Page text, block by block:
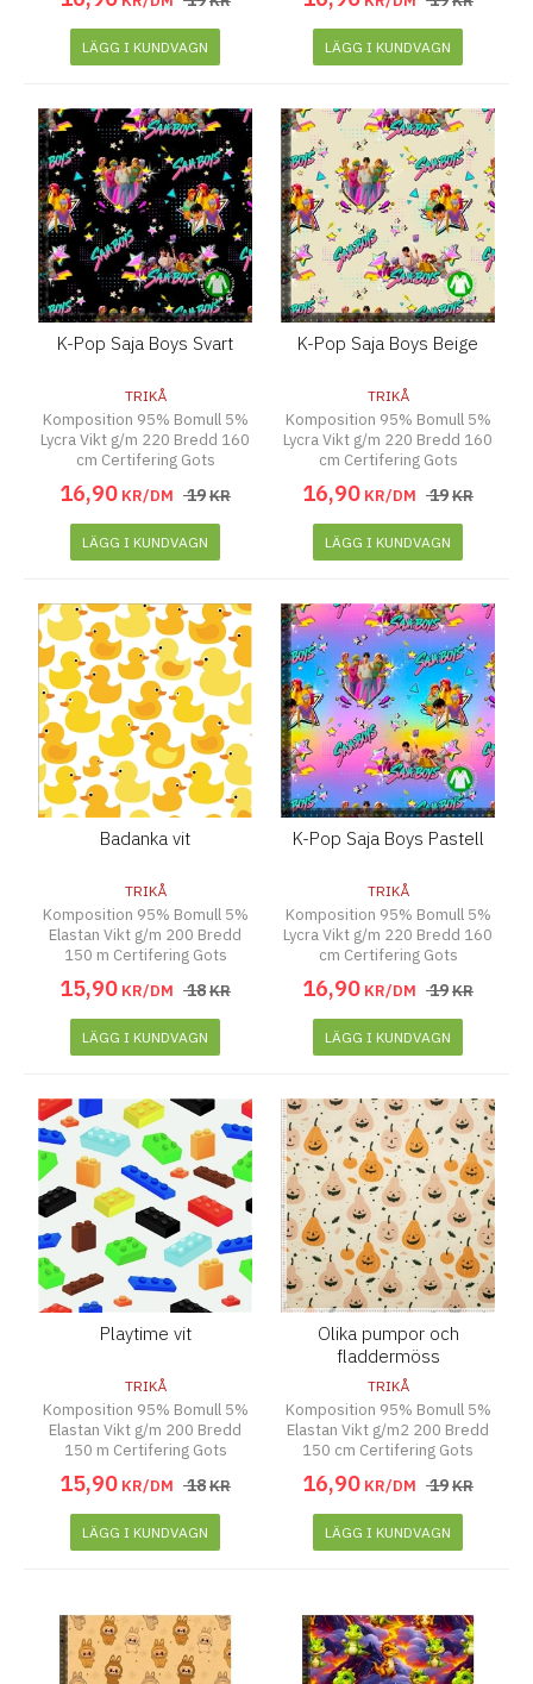
LÄGG I KUNDVAGN LÄGG I KUNDVAGN
K-Pop Saja Boys Svart
TRIKÅ
Komposition 95% Bomull 5%
Lycra Vikt g/m 220 Bredd 160
cm Certifering Gots
16,90 KR/DM 19KR
LÄGG I KUNDVAGN
K-Pop Saja Boys Beige
TRIKÅ
Komposition 95% Bomull 5%
Lycra Vikt g/m 220 Bredd 160
cm Certifering Gots
16,90 KR/DM 19KR
LÄGG I KUNDVAGN
Badanka vit
TRIKÅ
Komposition 95% Bomull 5%
Elastan Vikt g/m 200 Bredd
150 m Certifering Gots
15,90 KR/DM 18KR
LÄGG I KUNDVAGN
K-Pop Saja Boys Pastell
TRIKÅ
Komposition 95% Bomull 5%
Lycra Vikt g/m 220 Bredd 160
cm Certifering Gots
16,90 KR/DM 19KR
LÄGG I KUNDVAGN
Playtime vit
TRIKÅ
Komposition 95% Bomull 5%
Elastan Vikt g/m 200 Bredd
150 m Certifering Gots
15,90 KR/DM 18KR
LÄGG I KUNDVAGN
Olika pumpor och
fladdermöss
TRIKÅ
Komposition 95% Bomull 5%
Elastan Vikt g/m2 200 Bredd
150 cm Certifering Gots
16,90 KR/DM 19KR
LÄGG I KUNDVAGN